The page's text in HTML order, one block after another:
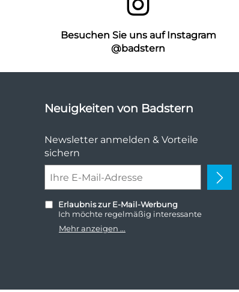
Besuchen Sie uns auf Instagram
@badstern
Neuigkeiten von Badstern
Newsletter anmelden & Vorteile
sichern
Erlaubnis zur E-Mail-Werbung
Ich möchte regelmäßig interessante
Angebote per E-Mail erhalten. Meine E-
Mail-Adresse wird nicht an andere
Mehr anzeigen ...